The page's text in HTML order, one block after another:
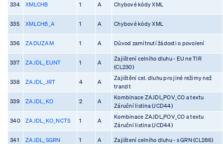
334 XMLCHB 1 A Chybové kódy XML
335 XMLCHB_A 1 A Chybové kódy XML
336 ZADUZAM 1 A Důvod zamítnutí žádosti o povolení
337 ZAJDL_EUNT 1 A
Zajištení celního dluhu - EU ne TIR
(CL230)
338 ZAJDL_JRT 4 A
Zajištění cel. dluhu pro jiné režimy než
tranzit
339 ZAJDL_KO 2 A
Kombinace ZAJDL,POV_CO a textu
Záruční listina (JCD44)
340 ZAJDL_KO_NCTS 1 A
Kombinace ZAJDL,POV_CO a textu
Záruční listina (JCD44)
341 ZAJDL_SGRN 1 A Zajištení celního dluhu - s GRN (CL286)